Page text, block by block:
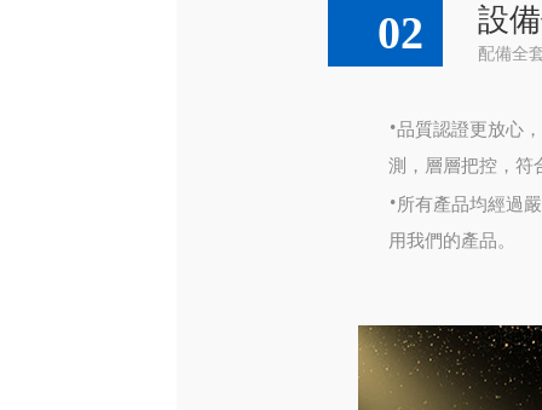
02 設
配備全
·品質認證更放心
測，層層把控，符
·所有產品均經過
用我們的產品。